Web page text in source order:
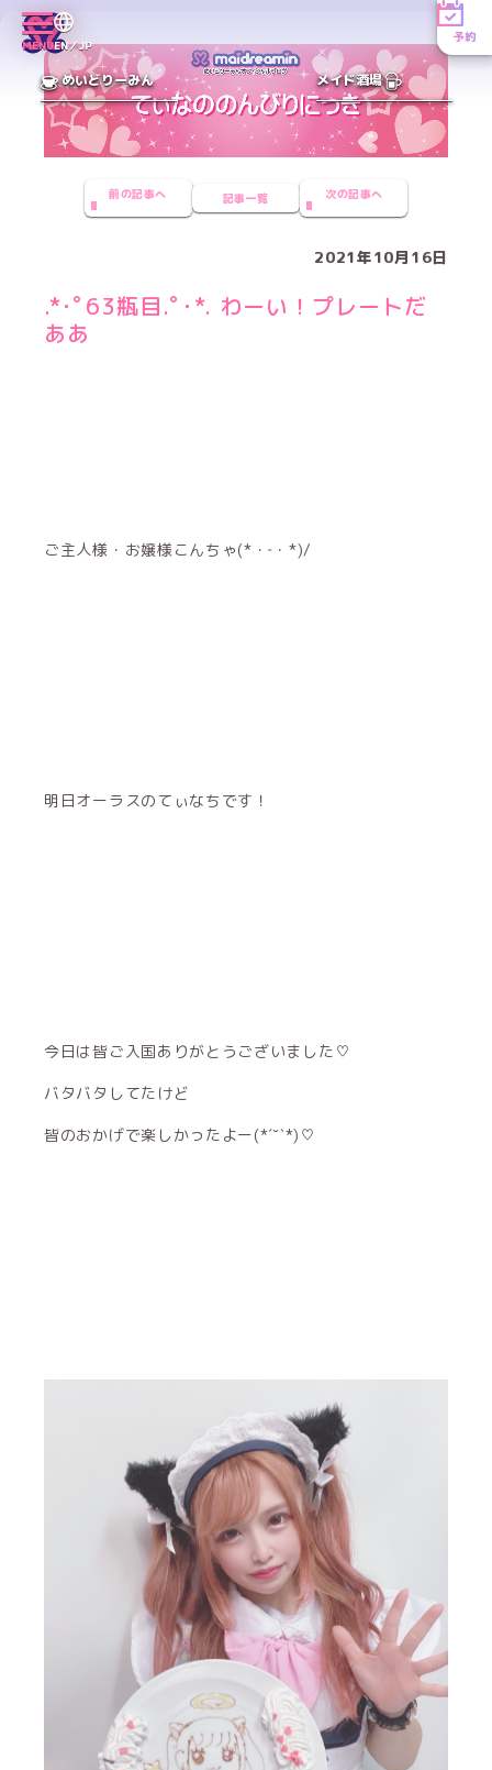
MENUEN／JP
予約
めいどりーみん メイド酒場
前の記事へ 記事一覧 次の記事へ
2021年10月16日
.*･ﾟ63瓶目.ﾟ･*. わーい！プレートだ
ああ
ご主人様・お嬢様こんちゃ(*・‐・*)/
明日オーラスのてぃなちです！
今日は皆ご入国ありがとうございました♡
バタバタしてたけど
皆のおかげで楽しかったよー(*ˊ˘ˋ*)♡